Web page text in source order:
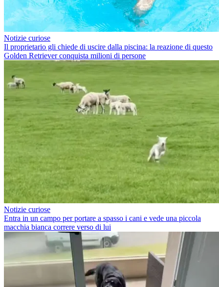
Notizie curiose
Il proprietario gli chiede di uscire dalla piscina: la reazione di questo
Golden Retriever conquista milioni di persone
Notizie curiose
Entra in un campo per portare a spasso i cani e vede una piccola
macchia bianca correre verso di lui